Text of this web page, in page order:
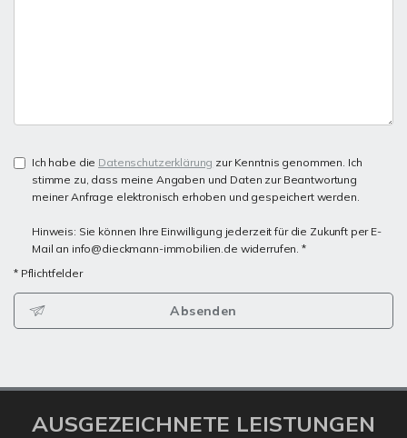
Ich habe die Datenschutzerklärung zur Kenntnis genommen. Ich
stimme zu, dass meine Angaben und Daten zur Beantwortung
meiner Anfrage elektronisch erhoben und gespeichert werden.
Hinweis: Sie können Ihre Einwilligung jederzeit für die Zukunft per E-
Mail an info@dieckmann-immobilien.de widerrufen. *
* Pflichtfelder
Absenden
AUSGEZEICHNETE LEISTUNGEN